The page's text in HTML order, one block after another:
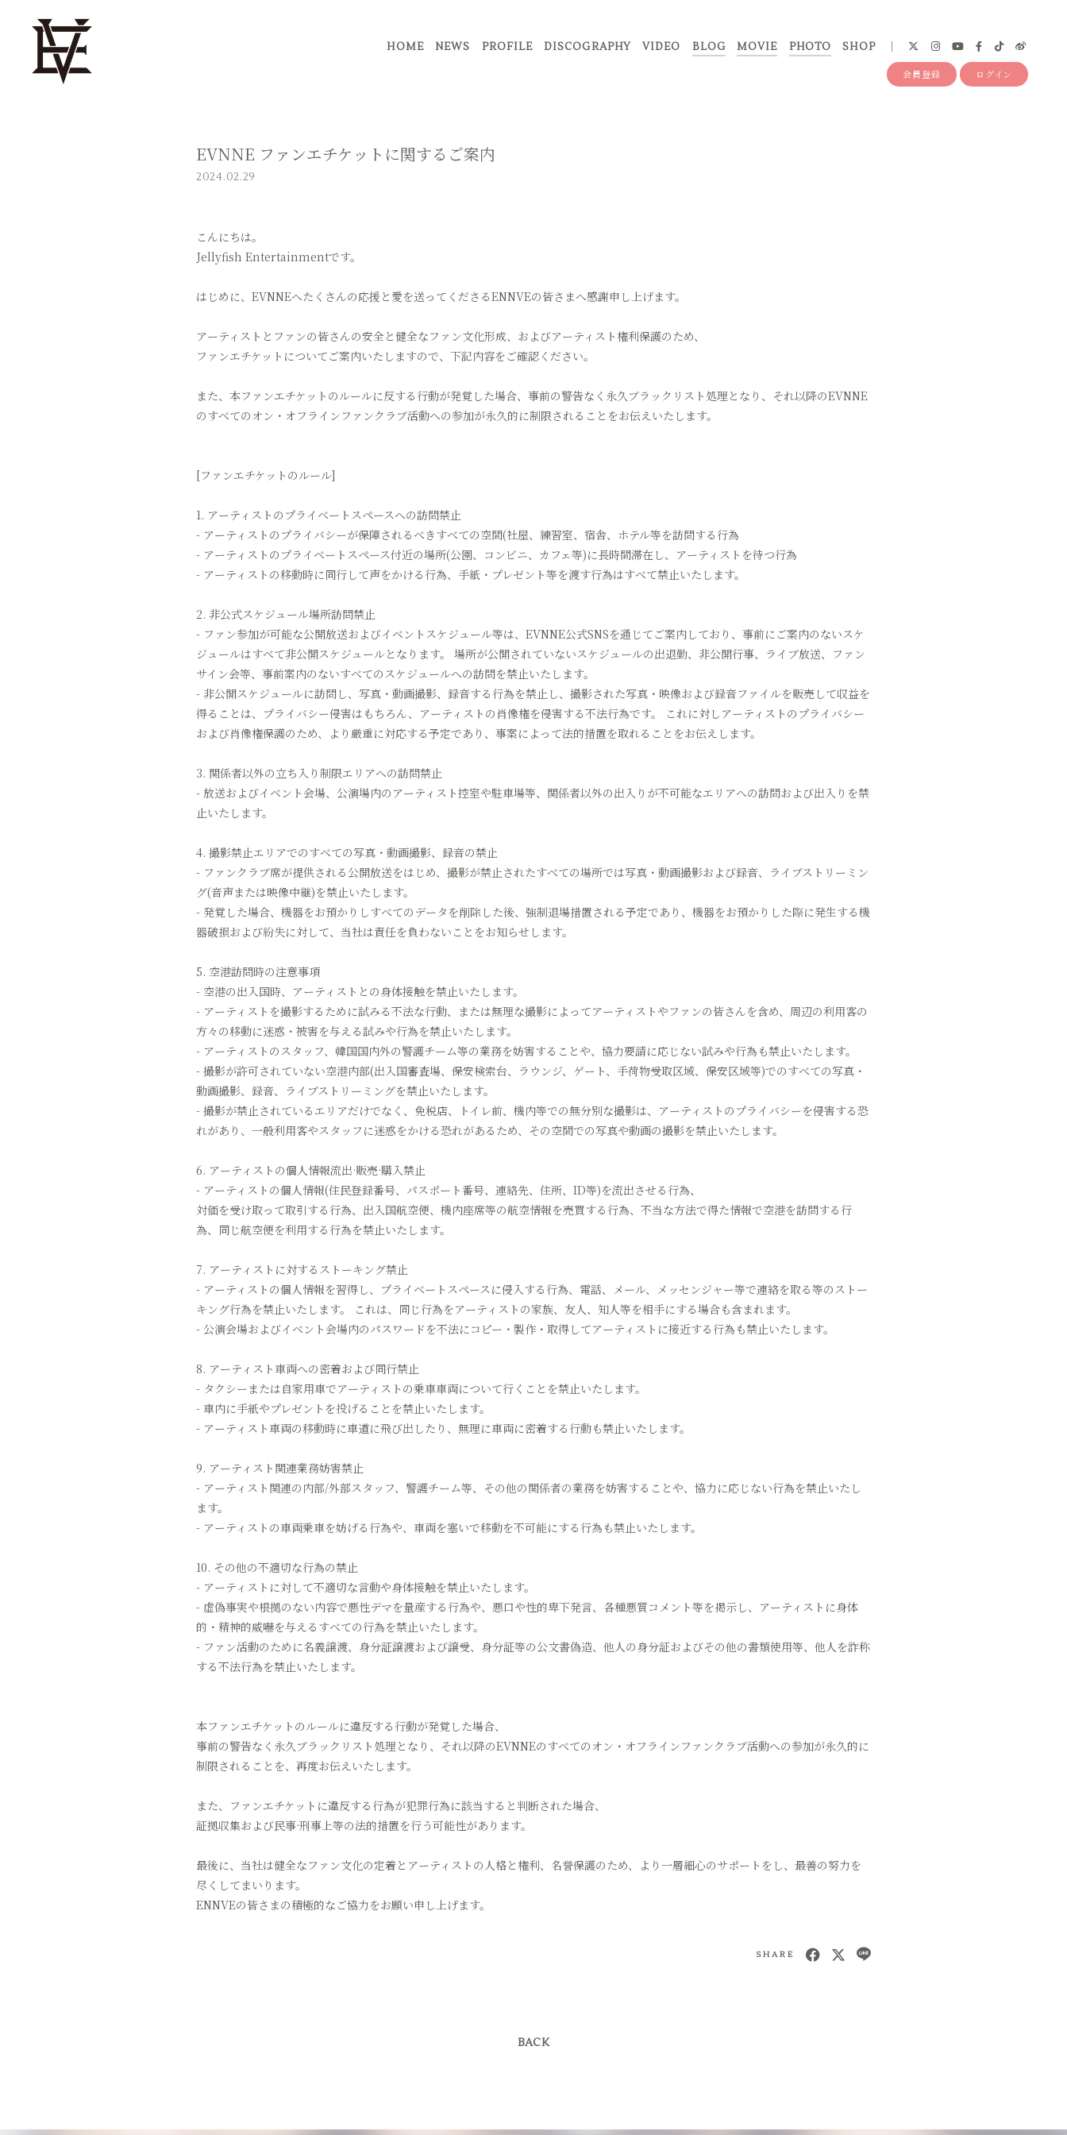
HOME NEWS PROFILE DISCOGRAPHY VIDEO BLOG MOVIE PHOTO SHOP
会員登録 ログイン
EVNNE ファンエチケットに関するご案内
2024.02.29
こんにちは。
Jellyfish Entertainmentです。
はじめに、EVNNEへたくさんの応援と愛を送ってくださるENNVEの皆さまへ感謝申し上げます。
アーティストとファンの皆さんの安全と健全なファン文化形成、およびアーティスト権利保護のため、
ファンエチケットについてご案内いたしますので、下記内容をご確認ください。
また、本ファンエチケットのルールに反する行動が発覚した場合、事前の警告なく永久ブラックリスト処理となり、それ以降のEVNNE
のすべてのオン・オフラインファンクラブ活動への参加が永久的に制限されることをお伝えいたします。
[ファンエチケットのルール]
1. アーティストのプライベートスペースへの訪問禁止
- アーティストのプライバシーが保障されるべきすべての空間(社屋、練習室、宿舎、ホテル等を訪問する行為
- アーティストのプライベートスペース付近の場所(公園、コンビニ、カフェ等)に長時間滞在し、アーティストを待つ行為
- アーティストの移動時に同行して声をかける行為、手紙・プレゼント等を渡す行為はすべて禁止いたします。
2. 非公式スケジュール場所訪問禁止
- ファン参加が可能な公開放送およびイベントスケジュール等は、EVNNE公式SNSを通じてご案内しており、事前にご案内のないスケ
ジュールはすべて非公開スケジュールとなります。 場所が公開されていないスケジュールの出退勤、非公開行事、ライブ放送、ファン
サイン会等、事前案内のないすべてのスケジュールへの訪問を禁止いたします。
- 非公開スケジュールに訪問し、写真・動画撮影、録音する行為を禁止し、撮影された写真・映像および録音ファイルを販売して収益を
得ることは、プライバシー侵害はもちろん、アーティストの肖像権を侵害する不法行為です。 これに対しアーティストのプライバシー
および肖像権保護のため、より厳重に対応する予定であり、事案によって法的措置を取れることをお伝えします。
3. 関係者以外の立ち入り制限エリアへの訪問禁止
- 放送およびイベント会場、公演場内のアーティスト控室や駐車場等、関係者以外の出入りが不可能なエリアへの訪問および出入りを禁
止いたします。
4. 撮影禁止エリアでのすべての写真・動画撮影、録音の禁止
- ファンクラブ席が提供される公開放送をはじめ、撮影が禁止されたすべての場所では写真・動画撮影および録音、ライブストリーミン
グ(音声または映像中継)を禁止いたします。
- 発覚した場合、機器をお預かりしすべてのデータを削除した後、強制退場措置される予定であり、機器をお預かりした際に発生する機
器破損および紛失に対して、当社は責任を負わないことをお知らせします。
5. 空港訪問時の注意事項
- 空港の出入国時、アーティストとの身体接触を禁止いたします。
- アーティストを撮影するために試みる不法な行動、または無理な撮影によってアーティストやファンの皆さんを含め、周辺の利用客の
方々の移動に迷惑・被害を与える試みや行為を禁止いたします。
- アーティストのスタッフ、韓国国内外の警護チーム等の業務を妨害することや、協力要請に応じない試みや行為も禁止いたします。
- 撮影が許可されていない空港内部(出入国審査場、保安検索台、ラウンジ、ゲート、手荷物受取区域、保安区域等)でのすべての写真・
動画撮影、録音、ライブストリーミングを禁止いたします。
- 撮影が禁止されているエリアだけでなく、免税店、トイレ前、機内等での無分別な撮影は、アーティストのプライバシーを侵害する恐
れがあり、一般利用客やスタッフに迷惑をかける恐れがあるため、その空間での写真や動画の撮影を禁止いたします。
6. アーティストの個人情報流出·販売·購入禁止
- アーティストの個人情報(住民登録番号、パスポート番号、連絡先、住所、ID等)を流出させる行為、
対価を受け取って取引する行為、出入国航空便、機内座席等の航空情報を売買する行為、不当な方法で得た情報で空港を訪問する行
為、同じ航空便を利用する行為を禁止いたします。
7. アーティストに対するストーキング禁止
- アーティストの個人情報を習得し、プライベートスペースに侵入する行為、電話、メール、メッセンジャー等で連絡を取る等のストー
キング行為を禁止いたします。 これは、同じ行為をアーティストの家族、友人、知人等を相手にする場合も含まれます。
- 公演会場およびイベント会場内のパスワードを不法にコピー・製作・取得してアーティストに接近する行為も禁止いたします。
8. アーティスト車両への密着および同行禁止
- タクシーまたは自家用車でアーティストの乗車車両について行くことを禁止いたします。
- 車内に手紙やプレゼントを投げることを禁止いたします。
- アーティスト車両の移動時に車道に飛び出したり、無理に車両に密着する行動も禁止いたします。
9. アーティスト関連業務妨害禁止
- アーティスト関連の内部/外部スタッフ、警護チーム等、その他の関係者の業務を妨害することや、協力に応じない行為を禁止いたし
ます。
- アーティストの車両乗車を妨げる行為や、車両を塞いで移動を不可能にする行為も禁止いたします。
10. その他の不適切な行為の禁止
- アーティストに対して不適切な言動や身体接触を禁止いたします。
- 虚偽事実や根拠のない内容で悪性デマを量産する行為や、悪口や性的卑下発言、各種悪質コメント等を掲示し、アーティストに身体
的・精神的威嚇を与えるすべての行為を禁止いたします。
- ファン活動のために名義譲渡、身分証譲渡および譲受、身分証等の公文書偽造、他人の身分証およびその他の書類使用等、他人を詐称
する不法行為を禁止いたします。
本ファンエチケットのルールに違反する行動が発覚した場合、
事前の警告なく永久ブラックリスト処理となり、それ以降のEVNNEのすべてのオン・オフラインファンクラブ活動への参加が永久的に
制限されることを、再度お伝えいたします。
また、ファンエチケットに違反する行為が犯罪行為に該当すると判断された場合、
証拠収集および民事·刑事上等の法的措置を行う可能性があります。
最後に、当社は健全なファン文化の定着とアーティストの人格と権利、名誉保護のため、より一層細心のサポートをし、最善の努力を
尽くしてまいります。
ENNVEの皆さまの積極的なご協力をお願い申し上げます。
SHARE
BACK